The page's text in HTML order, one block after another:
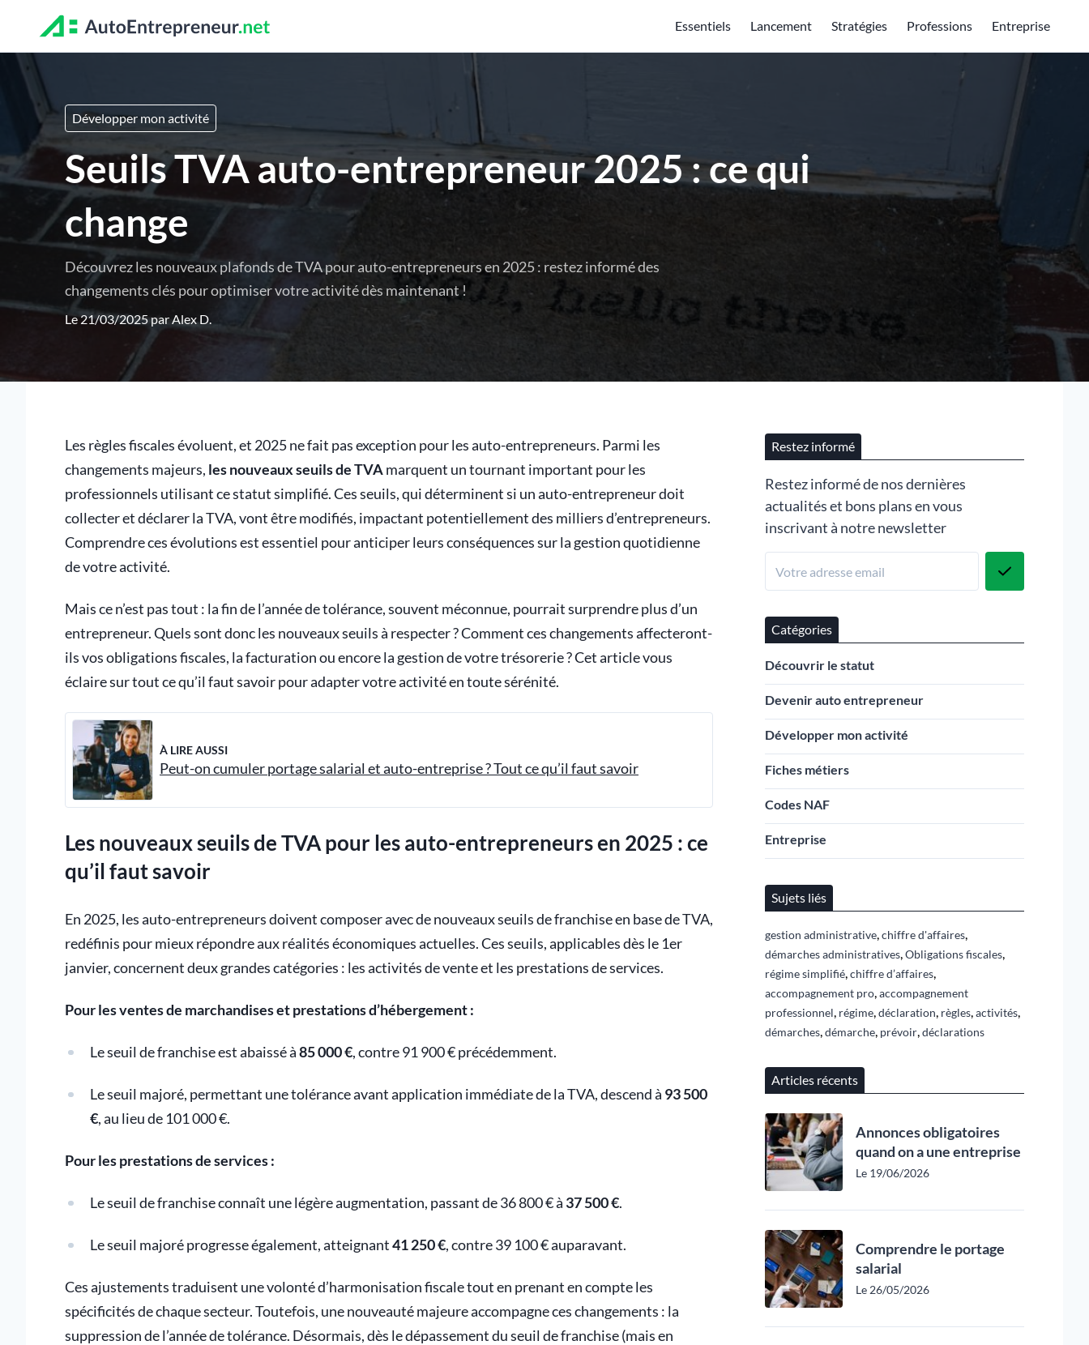
Essentiels Lancement Stratégies Professions Entreprise
Développer mon activité
Seuils TVA auto-entrepreneur 2025 : ce qui
change
Découvrez les nouveaux plafonds de TVA pour auto-entrepreneurs en 2025 : restez informé des
changements clés pour optimiser votre activité dès maintenant !
Le 21/03/2025 parAlex D.
Les règles fiscales évoluent, et 2025 ne fait pas exception pour les auto-entrepreneurs. Parmi les
changements majeurs, les nouveaux seuils de TVAmarquent un tournant important pour les
professionnels utilisant ce statut simplifié. Ces seuils, qui déterminent si un auto-entrepreneur doit
collecter et déclarer la TVA, vont être modifiés, impactant potentiellement des milliers d’entrepreneurs.
Comprendre ces évolutions est essentiel pour anticiper leurs conséquences sur la gestion quotidienne
de votre activité.
Mais ce n’est pas tout : la fin de l’année de tolérance, souvent méconnue, pourrait surprendre plus d’un
entrepreneur. Quels sont donc les nouveaux seuils à respecter ? Comment ces changements affecteront-
ils vos obligations fiscales, la facturation ou encore la gestion de votre trésorerie ? Cet article vous
éclaire sur tout ce qu’il faut savoir pour adapter votre activité en toute sérénité.
À LIRE AUSSI
Peut-on cumuler portage salarial et auto-entreprise ? Tout ce qu’il faut savoir
Les nouveaux seuils de TVA pour les auto-entrepreneurs en 2025 : ce
qu’il faut savoir
En 2025, les auto-entrepreneurs doivent composer avec de nouveaux seuils de franchise en base de TVA,
redéfinis pour mieux répondre aux réalités économiques actuelles. Ces seuils, applicables dès le 1er
janvier, concernent deux grandes catégories : les activités de vente et les prestations de services.
Pour les ventes de marchandises et prestations d’hébergement :
Le seuil de franchise est abaissé à85 000 €, contre 91 900 € précédemment.
Le seuil majoré, permettant une tolérance avant application immédiate de la TVA, descend à 93 500
€, au lieu de 101 000 €.
Pour les prestations de services :
Le seuil de franchise connaît une légère augmentation, passant de 36 800 € à 37 500 €.
Le seuil majoré progresse également, atteignant41 250 €, contre 39 100 € auparavant.
Ces ajustements traduisent une volonté d’harmonisation fiscale tout en prenant en compte les
spécificités de chaque secteur. Toutefois, une nouveauté majeure accompagne ces changements : la
suppression de l’année de tolérance. Désormais, dès le dépassement du seuil de franchise (mais en
Restez informé
Restez informé de nos dernières
actualités et bons plans en vous
inscrivant à notre newsletter
Catégories
Découvrir le statut
Devenir auto entrepreneur
Développer mon activité
Fiches métiers
Codes NAF
Entreprise
Sujets liés
gestion administrative,chiffre d'affaires,
démarches administratives,Obligations fiscales,
régime simplifié,chiffre d’affaires,
accompagnement pro,accompagnement
professionnel, régime,déclaration, règles,activités,
démarches,démarche, prévoir,déclarations
Articles récents
Annonces obligatoires
quand on a une entreprise
Le 19/06/2026
Comprendre le portage
salarial
Le 26/05/2026